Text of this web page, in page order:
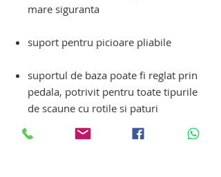
mare siguranta
suport pentru picioare pliabile
suportul de baza poate fi reglat prin
pedala, potrivit pentru toate tipurile
de scaune cu rotile si paturi
rotile din spate sunt dotate cu frana